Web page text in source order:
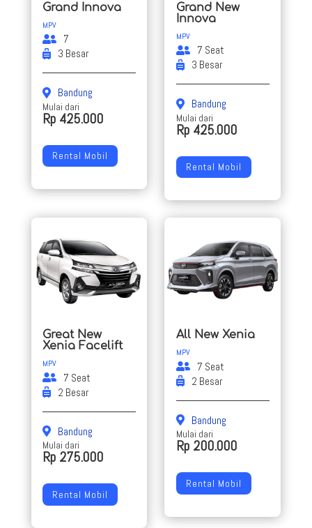
Grand Innova
MPV
7
3 Besar
Bandung
Mulai dari
Rp 425.000
Rental Mobil
Grand New
Innova
MPV
7 Seat
3 Besar
Bandung
Mulai dari
Rp 425.000
Rental Mobil
Great New
Xenia Facelift
MPV
7 Seat
2 Besar
Bandung
Mulai dari
Rp 275.000
Rental Mobil
All New Xenia
MPV
7 Seat
2 Besar
Bandung
Mulai dari
Rp 200.000
Rental Mobil